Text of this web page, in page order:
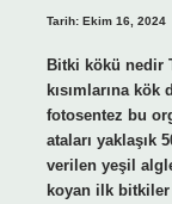
Tarih: Ekim 16, 2024
Bitki kökü nedir
kısımlarına
fotosentez bu
ataları yaklaşık
verilen yeşil
koyan ilk bitkiler